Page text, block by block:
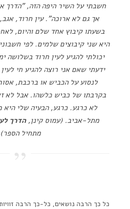
חשבתי על השיר היפה הזה, "הדרך
אך גם לא ארוכה". עין חרוד,
בשעתו קיבוץ אחד שלם והיום,
היא שני קיבוצים שלמים. לפי
יכולתי להגיע לעין חרוד בשלושה
ידעתי שאם אני רוצה להגיע חי
לנסוע על הכביש או ברכבת,
בקרבתו של כביש כלשהו. אבל לא
לא כרגע. כרגע, הבעיה שלי היא
מתל-אביב. (עמוס קינן,הדרך
מתחיל הספר)
כל כך הרבה נושאים, כל-כך הרבה